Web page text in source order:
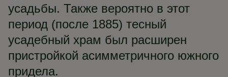
усадьбы. Также вероятно в этот
период (после 1885) тесный
усадебный храм был расширен
пристройкой асимметричного южного
придела.